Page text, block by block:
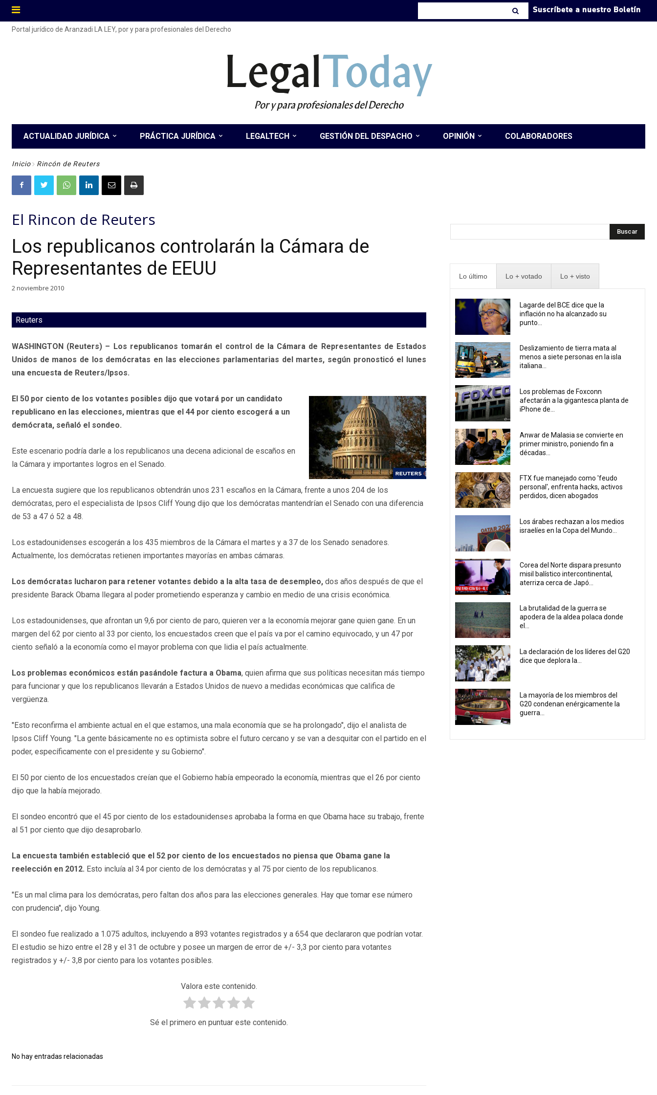
Suscríbete a nuestro Boletín
Portal jurídico de Aranzadi LA LEY, por y para profesionales del Derecho
LegalToday
Por y para profesionales del Derecho
ACTUALIDAD JURÍDICA PRÁCTICA JURÍDICA LEGALTECH GESTIÓN DEL DESPACHO OPINIÓN COLABORADORES
Inicio Rincón de Reuters
El Rincon de Reuters
Los republicanos controlarán la Cámara de
Representantes de EEUU
2 noviembre 2010
Reuters
WASHINGTON (Reuters) – Los republicanos tomarán el control de la Cámara de Representantes de Estados
Unidos de manos de los demócratas en las elecciones parlamentarias del martes, según pronosticó el lunes
una encuesta de Reuters/Ipsos.
El 50 por ciento de los votantes posibles dijo que votará por un candidato
republicano en las elecciones, mientras que el 44 por ciento escogerá a un
demócrata, señaló el sondeo.
Este escenario podría darle a los republicanos una decena adicional de escaños en
la Cámara y importantes logros en el Senado.
La encuesta sugiere que los republicanos obtendrán unos 231 escaños en la Cámara, frente a unos 204 de los
demócratas, pero el especialista de Ipsos Cliff Young dijo que los demócratas mantendrían el Senado con una diferencia
de 53 a 47 ó 52 a 48.
Los estadounidenses escogerán a los 435 miembros de la Cámara el martes y a 37 de los Senado senadores.
Actualmente, los demócratas retienen importantes mayorías en ambas cámaras.
Los demócratas lucharon para retener votantes debido a la alta tasa de desempleo, dos años después de que el
presidente Barack Obama llegara al poder prometiendo esperanza y cambio en medio de una crisis económica.
Los estadounidenses, que afrontan un 9,6 por ciento de paro, quieren ver a la economía mejorar gane quien gane. En un
margen del 62 por ciento al 33 por ciento, los encuestados creen que el país va por el camino equivocado, y un 47 por
ciento señaló a la economía como el mayor problema con que lidia el país actualmente.
Los problemas económicos están pasándole factura a Obama, quien afirma que sus políticas necesitan más tiempo
para funcionar y que los republicanos llevarán a Estados Unidos de nuevo a medidas económicas que califica de
vergüenza.
"Esto reconfirma el ambiente actual en el que estamos, una mala economía que se ha prolongado", dijo el analista de
Ipsos Cliff Young. "La gente básicamente no es optimista sobre el futuro cercano y se van a desquitar con el partido en el
poder, específicamente con el presidente y su Gobierno".
El 50 por ciento de los encuestados creían que el Gobierno había empeorado la economía, mientras que el 26 por ciento
dijo que la había mejorado.
El sondeo encontró que el 45 por ciento de los estadounidenses aprobaba la forma en que Obama hace su trabajo, frente
al 51 por ciento que dijo desaprobarlo.
La encuesta también estableció que el 52 por ciento de los encuestados no piensa que Obama gane la
reelección en 2012. Esto incluía al 34 por ciento de los demócratas y al 75 por ciento de los republicanos.
"Es un mal clima para los demócratas, pero faltan dos años para las elecciones generales. Hay que tomar ese número
con prudencia", dijo Young.
El sondeo fue realizado a 1.075 adultos, incluyendo a 893 votantes registrados y a 654 que declararon que podrían votar.
El estudio se hizo entre el 28 y el 31 de octubre y posee un margen de error de +/- 3,3 por ciento para votantes
registrados y +/- 3,8 por ciento para los votantes posibles.
Valora este contenido.
Sé el primero en puntuar este contenido.
No hay entradas relacionadas
Buscar
Lo último Lo + votado Lo + visto
Lagarde del BCE dice que la
inflación no ha alcanzado su
punto...
Deslizamiento de tierra mata al
menos a siete personas en la isla
italiana...
Los problemas de Foxconn
afectarán a la gigantesca planta de
iPhone de...
Anwar de Malasia se convierte en
primer ministro, poniendo fin a
décadas...
FTX fue manejado como 'feudo
personal', enfrenta hacks, activos
perdidos, dicen abogados
Los árabes rechazan a los medios
israelíes en la Copa del Mundo...
Corea del Norte dispara presunto
misil balístico intercontinental,
aterriza cerca de Japó...
La brutalidad de la guerra se
apodera de la aldea polaca donde
el...
La declaración de los líderes del G20
dice que deplora la...
La mayoría de los miembros del
G20 condenan enérgicamente la
guerra...